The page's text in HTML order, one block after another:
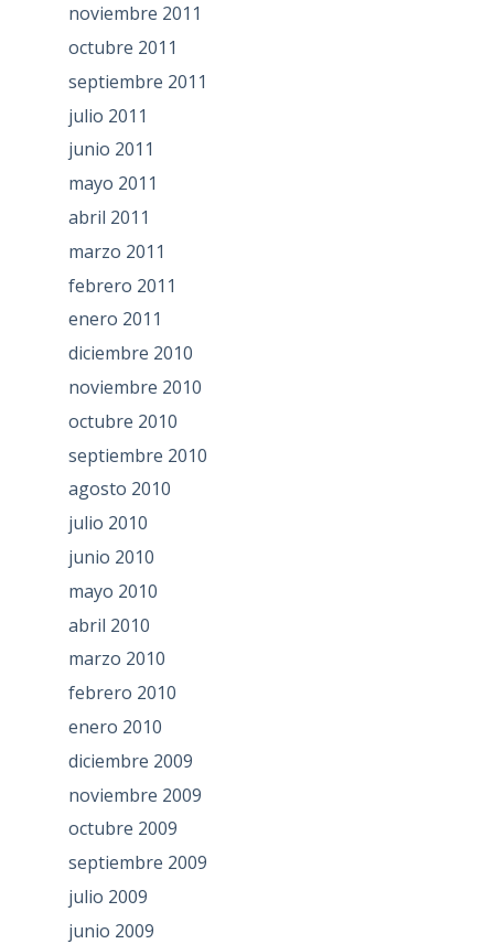
noviembre 2011
octubre 2011
septiembre 2011
julio 2011
junio 2011
mayo 2011
abril 2011
marzo 2011
febrero 2011
enero 2011
diciembre 2010
noviembre 2010
octubre 2010
septiembre 2010
agosto 2010
julio 2010
junio 2010
mayo 2010
abril 2010
marzo 2010
febrero 2010
enero 2010
diciembre 2009
noviembre 2009
octubre 2009
septiembre 2009
julio 2009
junio 2009